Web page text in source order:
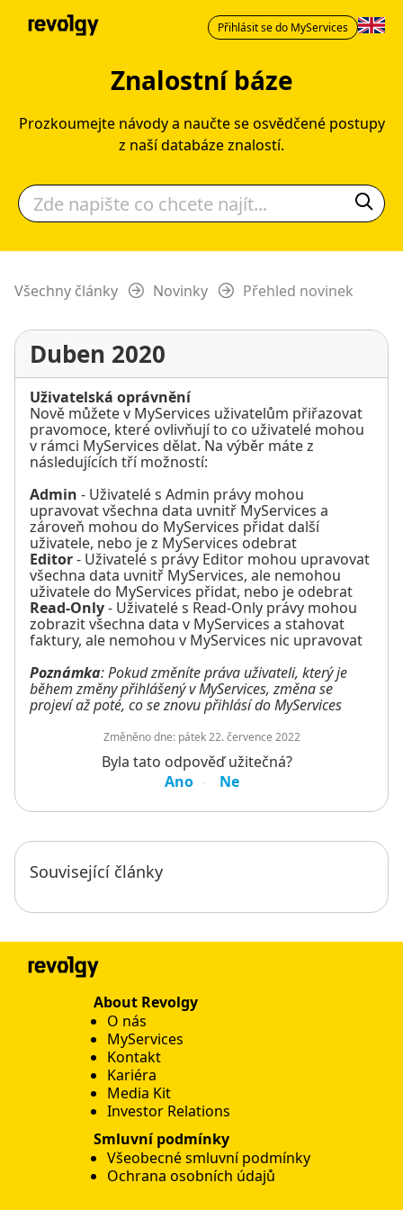
Přihlásit se do MyServices
Znalostní báze
Prozkoumejte návody a naučte se osvědčené postupy
z naší databáze znalostí.
Všechny články Novinky Přehled novinek
Duben 2020
Uživatelská oprávnění
Nově můžete v MyServices uživatelům přiřazovat
pravomoce, které ovlivňují to co uživatelé mohou
v rámci MyServices dělat. Na výběr máte z
následujících tří možností:
Admin - Uživatelé s Admin právy mohou
upravovat všechna data uvnitř MyServices a
zároveň mohou do MyServices přidat další
uživatele, nebo je z MyServices odebrat
Editor- Uživatelé s právy Editor mohou upravovat
všechna data uvnitř MyServices, ale nemohou
uživatele do MyServices přidat, nebo je odebrat
Read-Only- Uživatelé s Read-Only právy mohou
zobrazit všechna data v MyServices a stahovat
faktury, ale nemohou v MyServices nic upravovat
Poznámka: Pokud změníte práva uživateli, který je
během změny přihlášený v MyServices, změna se
projeví až poté, co se znovu přihlásí do MyServices
Změněno dne: pátek 22. července 2022
Byla tato odpověď užitečná?
Ano
Ne
Související články
About Revolgy
O nás
MyServices
Kontakt
Kariéra
Media Kit
Investor Relations
Smluvní podmínky
Všeobecné smluvní podmínky
Ochrana osobních údajů